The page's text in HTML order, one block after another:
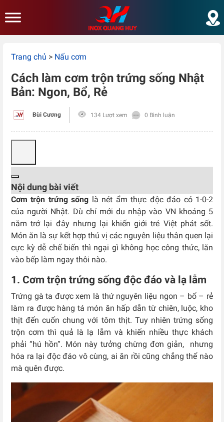
Trang chủ > Nấu cơm
Cách làm cơm trộn trứng sống Nhật
Bản: Ngon, Bổ, Rẻ
Bùi Cương 134 Lượt xem 0 Bình luận
Nội dung bài viết
Cơm trộn trứng sống là nét ẩm thực độc đáo có 1-0-2
của người Nhật. Dù chỉ mới du nhập vào VN khoảng 5
năm trở lại đây nhưng lại khiến giới trẻ Việt phát sốt.
Món ăn là sự kết hợp thú vị các nguyên liệu thân quen lại
cực kỳ dễ chế biến thì ngại gì không học công thức, lăn
vào bếp làm ngay thôi nào.
1. Cơm trộn trứng sống độc đáo và lạ lẫm
Trứng gà ta được xem là thứ nguyên liệu ngon – bổ – rẻ
làm ra được hàng tá món ăn hấp dẫn từ chiên, luộc, kho
thịt đến cuốn chung với tôm thịt. Tuy nhiên trứng sống
trộn cơm thì quả là lạ lẫm và khiến nhiều thực khách
phải “hú hồn”. Món này tưởng chừng đơn giản, nhưng
hóa ra lại độc đáo vô cùng, ai ăn rồi cũng chẳng thể nào
mà quên được.